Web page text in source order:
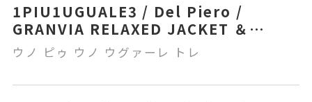
1PIU1UGUALE3 / Del Piero /
GRANVIA RELAXED JACKET ＆
SLACKS
ウノ ピゥ ウノ ウグァーレ トレ